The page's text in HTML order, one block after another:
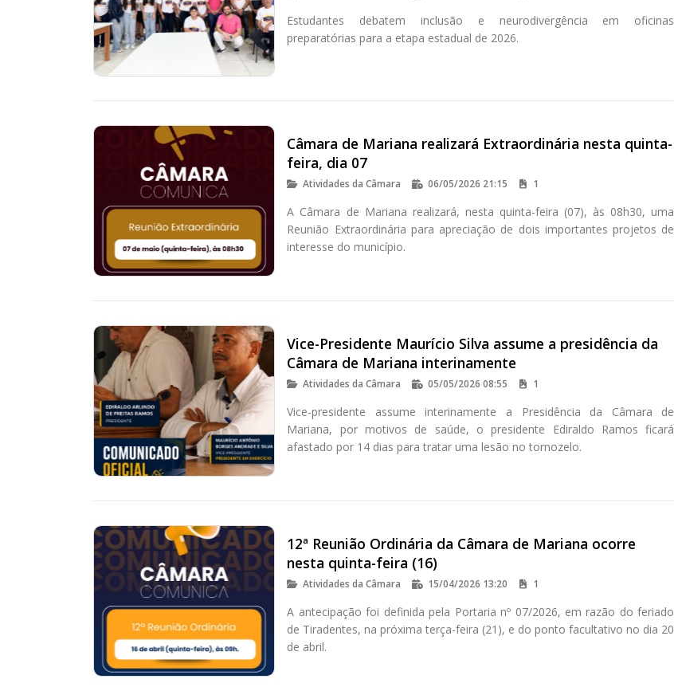
Estudantes debatem inclusão e neurodivergência em oficinas
preparatórias para a etapa estadual de 2026.
Câmara de Mariana realizará Extraordinária nesta quinta-
feira, dia 07
Atividades da Câmara 06/05/2026 21:15 1
A Câmara de Mariana realizará, nesta quinta-feira (07), às 08h30, uma
Reunião Extraordinária para apreciação de dois importantes projetos de
interesse do município.
Vice-Presidente Maurício Silva assume a presidência da
Câmara de Mariana interinamente
Atividades da Câmara 05/05/2026 08:55 1
Vice-presidente assume interinamente a Presidência da Câmara de
Mariana, por motivos de saúde, o presidente Ediraldo Ramos ficará
afastado por 14 dias para tratar uma lesão no tornozelo.
12ª Reunião Ordinária da Câmara de Mariana ocorre
nesta quinta-feira (16)
Atividades da Câmara 15/04/2026 13:20 1
A antecipação foi definida pela Portaria nº 07/2026, em razão do feriado
de Tiradentes, na próxima terça-feira (21), e do ponto facultativo no dia 20
de abril.